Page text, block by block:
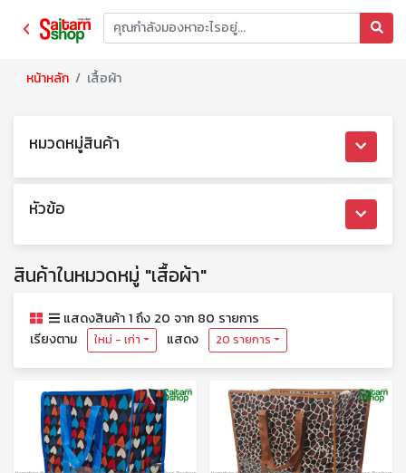
หน้าหลัก เสื้อผ้า
หมวดหมู่สินค้า
หัวข้อ
สินค้าในหมวดหมู่ "เสื้อผ้า"
แสดงสินค้า 1 ถึง 20 จาก 80 รายการ
เรียงตาม
ใหม่ - เก่า แสดง 20 รายการ